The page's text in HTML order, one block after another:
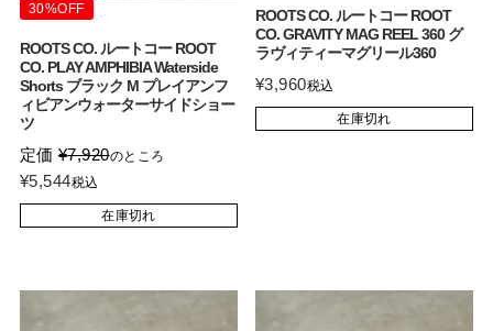
30%OFF
ROOTS CO. ルートコー ROOT
CO. PLAY AMPHIBIA Waterside
Shorts ブラック M プレイアンフ
ィビアンウォーターサイドショー
ツ
定価 ¥7,920のところ
¥5,544税込
在庫切れ
ROOTS CO. ルートコー ROOT
CO. GRAVITY MAG REEL 360 グ
ラヴィティーマグリール360
¥3,960税込
在庫切れ